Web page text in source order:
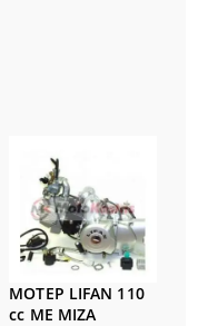
ΜΟΤΕΡ LIFAN 110
cc ΜΕ ΜΙΖΑ